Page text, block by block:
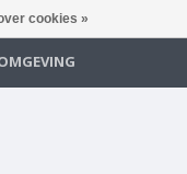
cookies »